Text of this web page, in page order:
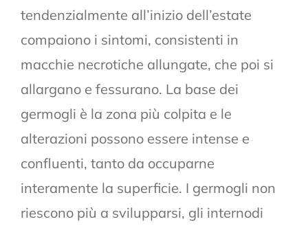
tendenzialmente all’inizio dell’estate
compaiono i sintomi, consistenti in
macchie necrotiche allungate, che poi si
allargano e fessurano. La base dei
germogli è la zona più colpita e le
alterazioni possono essere intense e
confluenti, tanto da occuparne
interamente la superficie. I germogli non
riescono più a svilupparsi, gli internodi